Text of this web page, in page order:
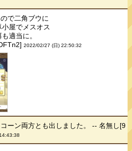
で二角ブウに
屋でメスオス
適当に。
2022/02/27 (日) 22:50:32
ーン両方とも出しました。 -- 名無し[9